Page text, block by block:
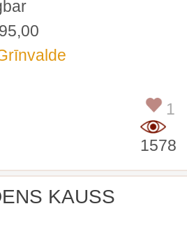
1
1578
KAUSS